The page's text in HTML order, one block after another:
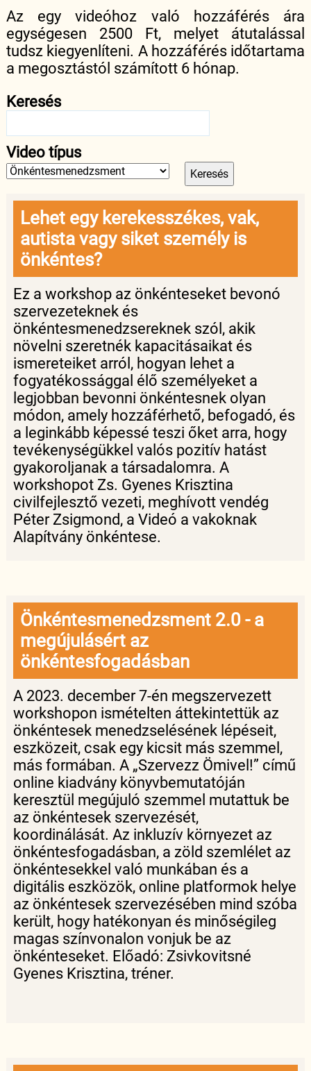
Az egy videóhoz való hozzáférés ára
egységesen 2500 Ft, melyet átutalással
tudsz kiegyenlíteni. A hozzáférés időtartama
a megosztástól számított 6 hónap.
Keresés
Video típus
Lehet egy kerekesszékes, vak,
autista vagy siket személy is
önkéntes?
Ez a workshop az önkénteseket bevonó
szervezeteknek és
önkéntesmenedzsereknek szól, akik
növelni szeretnék kapacitásaikat és
ismereteiket arról, hogyan lehet a
fogyatékossággal élő személyeket a
legjobban bevonni önkéntesnek olyan
módon, amely hozzáférhető, befogadó, és
a leginkább képessé teszi őket arra, hogy
tevékenységükkel valós pozitív hatást
gyakoroljanak a társadalomra. A
workshopot Zs. Gyenes Krisztina
civilfejlesztő vezeti, meghívott vendég
Péter Zsigmond, a Videó a vakoknak
Alapítvány önkéntese.
Önkéntesmenedzsment 2.0 - a
megújulásért az
önkéntesfogadásban
A 2023. december 7-én megszervezett
workshopon ismételten áttekintettük az
önkéntesek menedzselésének lépéseit,
eszközeit, csak egy kicsit más szemmel,
más formában. A „Szervezz Ömivel!” című
online kiadvány könyvbemutatóján
keresztül megújuló szemmel mutattuk be
az önkéntesek szervezését,
koordinálását. Az inkluzív környezet az
önkéntesfogadásban, a zöld szemlélet az
önkéntesekkel való munkában és a
digitális eszközök, online platformok helye
az önkéntesek szervezésében mind szóba
került, hogy hatékonyan és minőségileg
magas színvonalon vonjuk be az
önkénteseket. Előadó: Zsivkovitsné
Gyenes Krisztina, tréner.